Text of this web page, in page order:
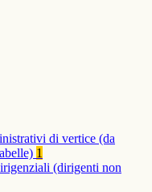
di vertice (da
1
(dirigenti non